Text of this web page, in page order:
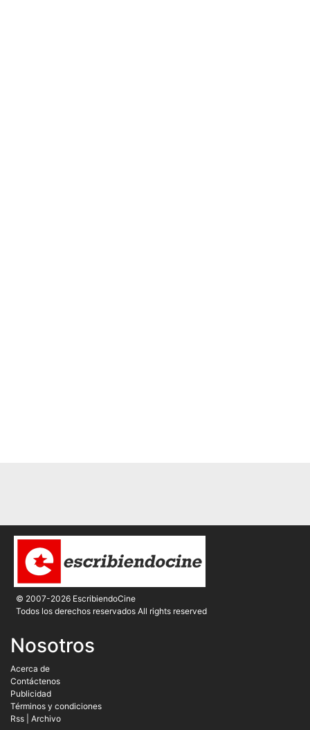
© 2007-2026 EscribiendoCine
Todos los derechos reservados All rights reserved
Nosotros
Acerca de
Contáctenos
Publicidad
Términos y condiciones
Rss
Archivo